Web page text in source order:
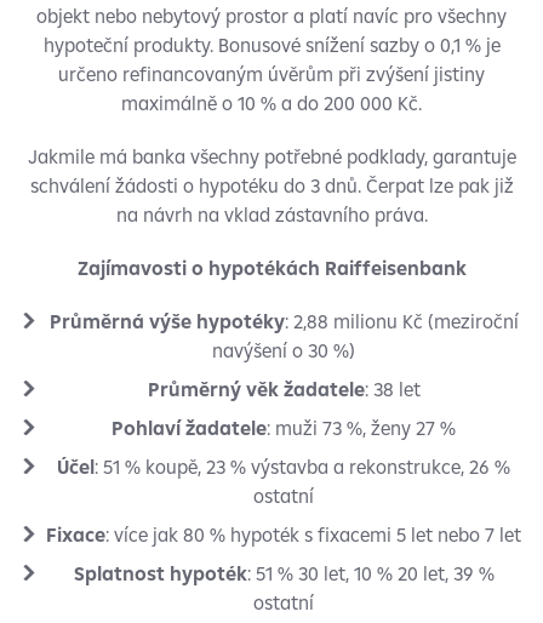
objekt nebo nebytový prostor a platí navíc pro všechny
hypoteční produkty. Bonusové snížení sazby o 0,1 % je
určeno refinancovaným úvěrům při zvýšení jistiny
maximálně o 10 % a do 200 000 Kč.
Jakmile má banka všechny potřebné podklady, garantuje
schválení žádosti o hypotéku do 3 dnů. Čerpat lze pak již
na návrh na vklad zástavního práva.
Zajímavosti o hypotékách Raiffeisenbank
Průměrná výše hypotéky: 2,88 milionu Kč (meziroční
navýšení o 30 %)
Průměrný věk žadatele: 38 let
Pohlaví žadatele: muži 73 %, ženy 27 %
Účel: 51 % koupě, 23 % výstavba a rekonstrukce, 26 %
ostatní
Fixace: více jak 80 % hypoték s fixacemi 5 let nebo 7 let
Splatnost hypoték: 51 % 30 let, 10 % 20 let, 39 %
ostatní